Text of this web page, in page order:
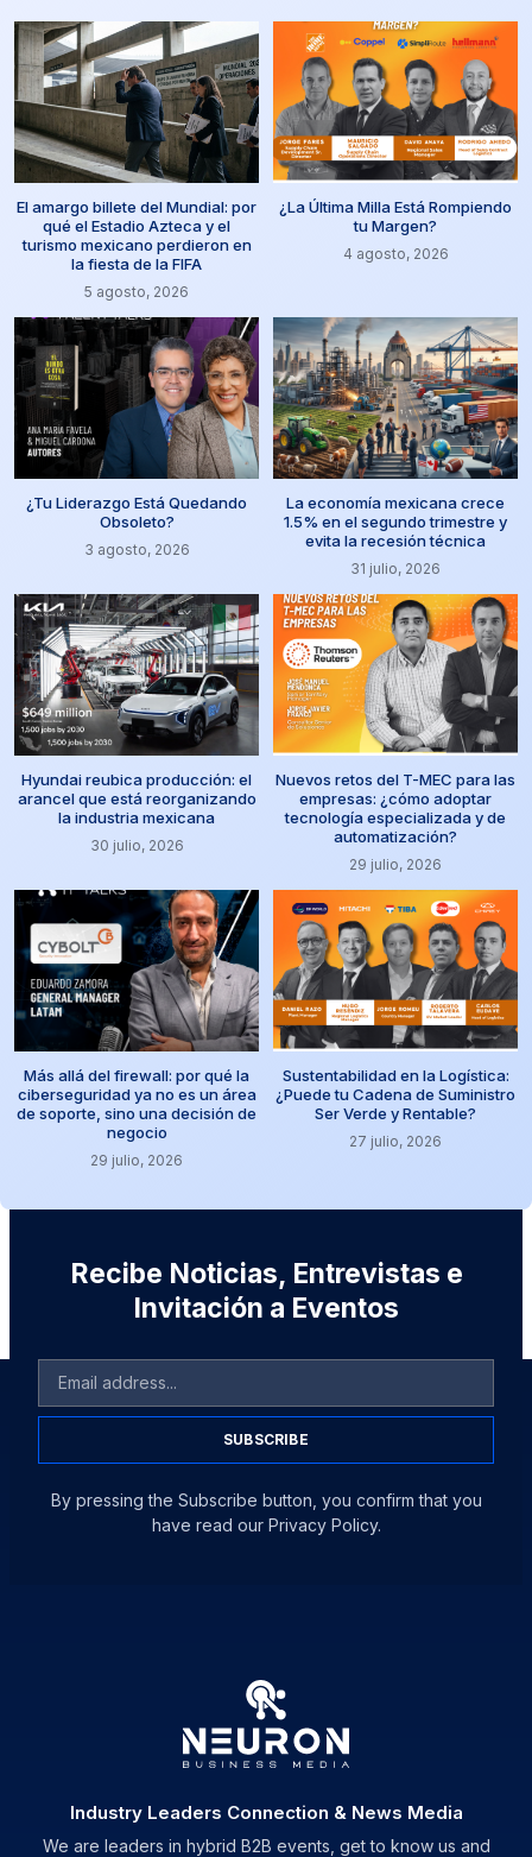
El amargo billete del Mundial: por
qué el Estadio Azteca y el
turismo mexicano perdieron en
la fiesta de la FIFA
5 agosto, 2026
¿La Última Milla Está Rompiendo
tu Margen?
4 agosto, 2026
¿Tu Liderazgo Está Quedando
Obsoleto?
3 agosto, 2026
La economía mexicana crece
1.5% en el segundo trimestre y
evita la recesión técnica
31 julio, 2026
Hyundai reubica producción: el
arancel que está reorganizando
la industria mexicana
30 julio, 2026
Nuevos retos del T-MEC para las
empresas: ¿cómo adoptar
tecnología especializada y de
automatización?
29 julio, 2026
Más allá del firewall: por qué la
ciberseguridad ya no es un área
de soporte, sino una decisión de
negocio
29 julio, 2026
Sustentabilidad en la Logística:
¿Puede tu Cadena de Suministro
Ser Verde y Rentable?
27 julio, 2026
Recibe Noticias, Entrevistas e
Invitación a Eventos
SUBSCRIBE
By pressing the Subscribe button, you confirm that you
have read our Privacy Policy.
Industry Leaders Connection & News Media
We are leaders in hybrid B2B events, get to know us and